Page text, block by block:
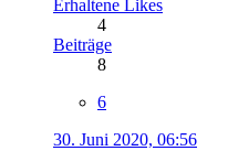
Erhaltene Likes
4
Beiträge
8
6
30. Juni 2020, 06:56